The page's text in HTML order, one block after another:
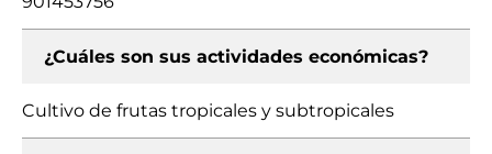
¿Cuáles son sus actividades económicas?
Cultivo de frutas tropicales y subtropicales